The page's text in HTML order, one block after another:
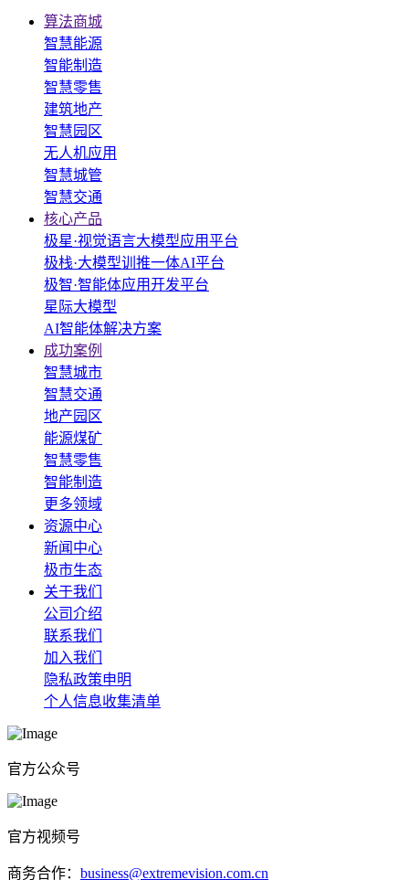
算法商城
智慧能源
智能制造
智慧零售
建筑地产
智慧园区
无人机应用
智慧城管
智慧交通
核心产品
极星·视觉语言大模型应用平台
极栈·大模型训推一体AI平台
极智·智能体应用开发平台
星际大模型
AI智能体解决方案
成功案例
智慧城市
智慧交通
地产园区
能源煤矿
智慧零售
智能制造
更多领域
资源中心
新闻中心
极市生态
关于我们
公司介绍
联系我们
加入我们
隐私政策申明
个人信息收集清单
官方公众号
官方视频号
商务合作： business@extremevision.com.cn